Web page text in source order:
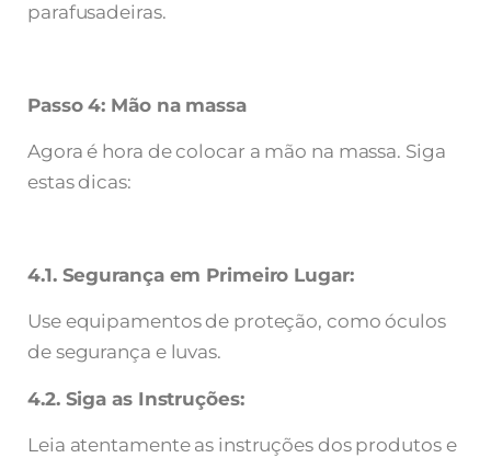
parafusadeiras.
Passo 4: Mão na massa
Agora é hora de colocar a mão na massa. Siga
estas dicas:
4.1. Segurança em Primeiro Lugar:
Use equipamentos de proteção, como óculos
de segurança e luvas.
4.2. Siga as Instruções:
Leia atentamente as instruções dos produtos e